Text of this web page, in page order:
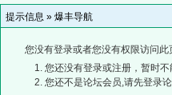
提示信息 » 爆丰导航
您没有登录或者您没有权限访问
您还没有登录或注册，暂时
您还不是论坛会员,请先登录